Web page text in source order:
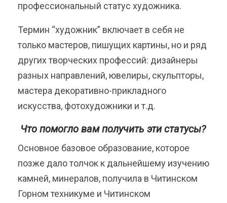
профессиональный статус художника.
Термин “художник” включает в себя не
только мастеров, пишущих картины, но и ряд
других творческих профессий: дизайнеры
разных направлений, ювелиры, скульпторы,
мастера декоративно-прикладного
искусства, фотохудожники и т.д.
Что помогло вам получить эти статусы?
Основное базовое образование, которое
позже дало толчок к дальнейшему изучению
камней, минералов, получила в Читинском
Горном техникуме и Читинском